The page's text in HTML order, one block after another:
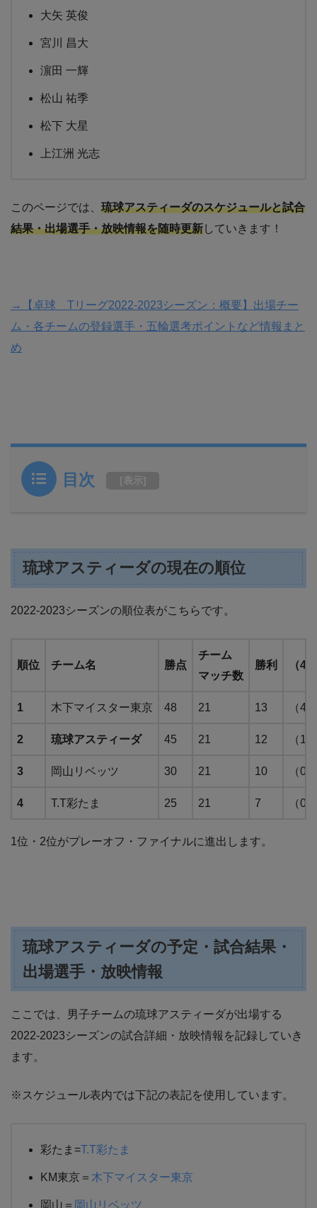
大矢 英俊
宮川 昌大
濵田 一輝
松山 祐季
松下 大星
上江洲 光志
このページでは、 琉球アスティーダのスケジュールと試合
結果・出場選手・放映情報を随時更新していきます！
→【卓球 Tリーグ2022-2023シーズン：概要】出場チー
ム・各チームの登録選手・五輪選考ポイントなど情報まと
め
目次 [表示]
琉球アスティーダの現在の順位
2022-2023シーズンの順位表がこちらです。
順位 チーム名 勝点
チーム
マッチ数
勝利 （
1 木下マイスター東京 48 21 13 （4）
2 琉球アスティーダ 45 21 12 （1）
3 岡山リベッツ 30 21 10 （0）
4 T.T彩たま 25 21 7 （0）
1位・2位がプレーオフ・ファイナルに進出します。
琉球アスティーダの予定・試合結果・
出場選手・放映情報
ここでは、男子チームの琉球アスティーダが出場する
2022-2023シーズンの試合詳細・放映情報を記録していき
ます。
※スケジュール表内では下記の表記を使用しています。
彩たま=T.T彩たま
KM東京＝ 木下マイスター東京
岡山＝ 岡山リベッツ